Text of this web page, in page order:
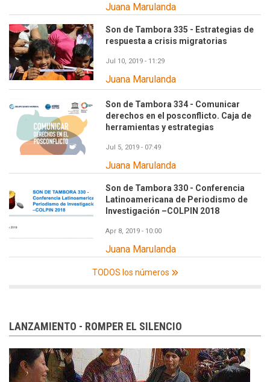
Juana Marulanda
Son de Tambora 335 - Estrategias de
respuesta a crisis migratorias
Jul 10, 2019 - 11:29
Juana Marulanda
Son de Tambora 334 - Comunicar
derechos en el posconflicto. Caja de
herramientas y estrategias
Jul 5, 2019 - 07:49
Juana Marulanda
Son de Tambora 330 - Conferencia
Latinoamericana de Periodismo de
Investigación –COLPIN 2018
Apr 8, 2019 - 10:00
Juana Marulanda
TODOS los números
LANZAMIENTO - ROMPER EL SILENCIO